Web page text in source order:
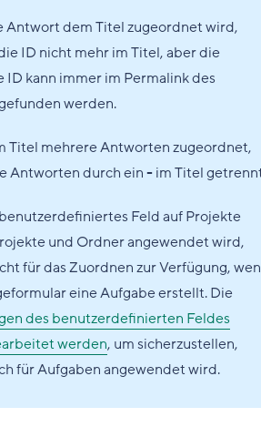
Antwort dem Titel zugeordnet wird,
ID nicht mehr im Titel, aber die
kann immer im Permalink des
werden.
Titel mehrere Antworten zugeordnet,
Antworten durch ein-im Titel
Feld auf Projekte
und Ordner angewendet wird,
für das Zuordnen zur Verfügung,
eine Aufgabe erstellt. Die
des benutzerdefinierten Feldes
werden, um sicherzustellen,
für Aufgaben angewendet wird.